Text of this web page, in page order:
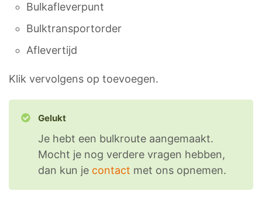
Bulkafleverpunt
Bulktransportorder
Aflevertijd
Klik vervolgens op toevoegen.
Gelukt
Je hebt een bulkroute aangemaakt.
Mocht je nog verdere vragen hebben,
dan kun je contact met ons opnemen.